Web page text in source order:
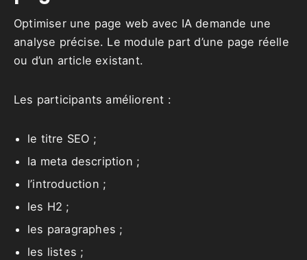
Optimiser une page web avec IA demande une
analyse précise. Le module part d’une page réelle
ou d’un article existant.
Les participants améliorent :
le titre SEO ;
la meta description ;
l’introduction ;
les H2 ;
les paragraphes ;
les listes ;